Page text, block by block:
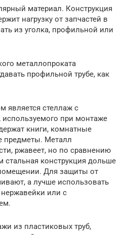
материал. Конструкция
нагрузку от запчастей в
из уголка, профильной или
металлопроката
профильной трубе, как
является стеллаж с
при монтаже
книги, комнатные
предметы. Металл
ржавеет, но по сравнению
конструкция дольше
Для защиты от
а лучше использовать
нержавейки или с
из пластиковых труб,